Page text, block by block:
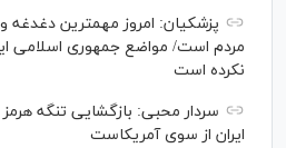
پزشکیان: امروز مهمترین دغدغه
مردم است/ مواضع جمهوری اسلامی
نکرده است
سردار محبی: بازگشایی تنگه
ایران از سوی آمریکاست